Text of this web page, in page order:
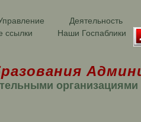
Деятельность
ссылки Наши Госпаблики
организациями